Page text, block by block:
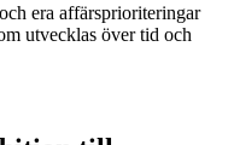
era affärsprioriteringar
utvecklas över tid och